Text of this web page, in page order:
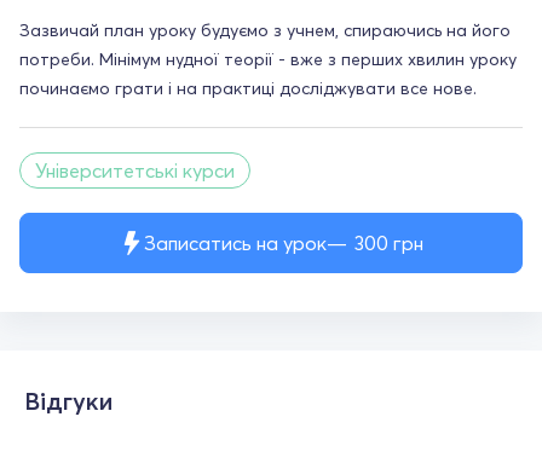
Записатись на урок 300 грн
Зазвичай план уроку будуємо з учнем, спираючись на його
потреби. Мінімум нудної теорії - вже з перших хвилин уроку
починаємо грати і на практиці досліджувати все нове.
Університетські курси
Відгуки